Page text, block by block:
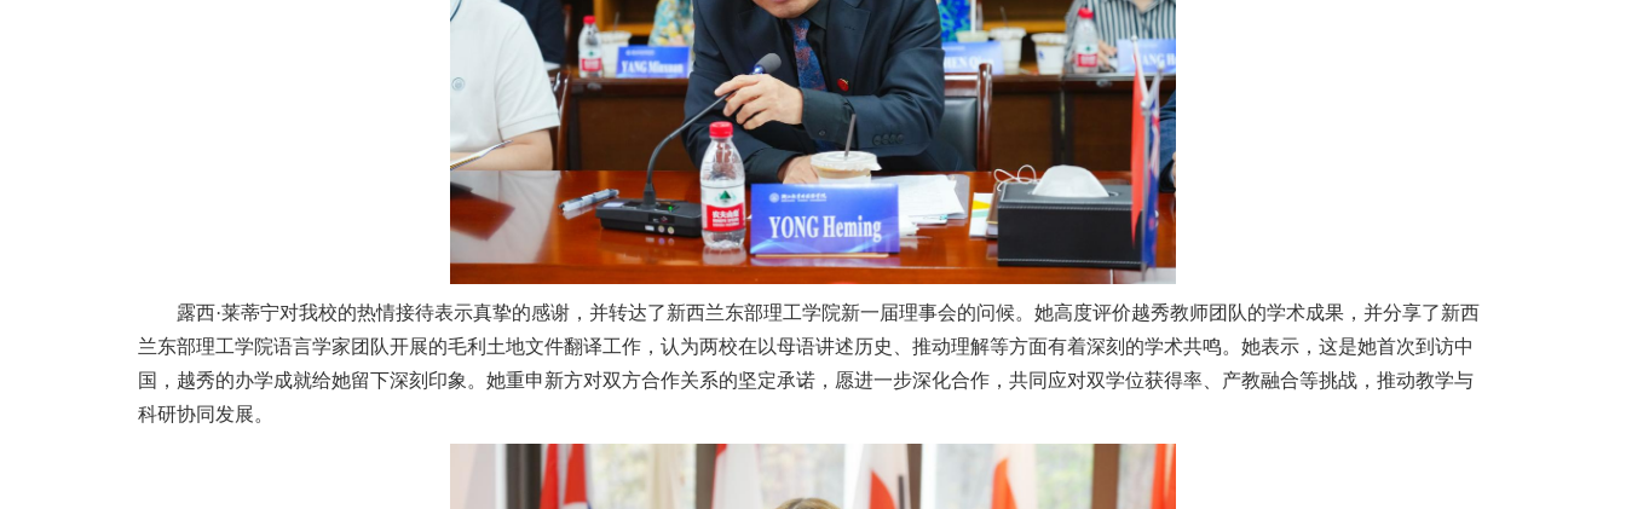
露西·莱蒂宁对我校的热情接待表示真挚的感谢，并转达了新西兰东部理工学院新一届理事会的问候。她高度评价越秀教师团队的学术成果，并分享了新西
兰东部理工学院语言学家团队开展的毛利土地文件翻译工作，认为两校在以母语讲述历史、推动理解等方面有着深刻的学术共鸣。她表示，这是她首次到访中
国，越秀的办学成就给她留下深刻印象。她重申新方对双方合作关系的坚定承诺，愿进一步深化合作，共同应对双学位获得率、产教融合等挑战，推动教学与
科研协同发展。